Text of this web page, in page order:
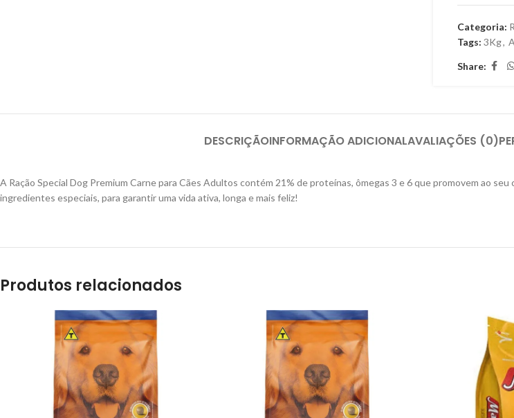
Categoria:
Tags: 3Kg,
Share:
DESCRIÇÃOINFORMAÇÃO ADICIONALAVALIAÇÕES (0)
A Ração Special Dog Premium Carne para Cães Adultos contém 21% de proteínas, ômegas 3 e 6 que promovem ao
ingredientes especiais, para garantir uma vida ativa, longa e mais feliz!
Produtos relacionados